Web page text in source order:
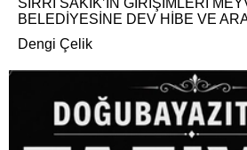
BELEDİYESİNE DEV HİBE VE
Dengi Çelik